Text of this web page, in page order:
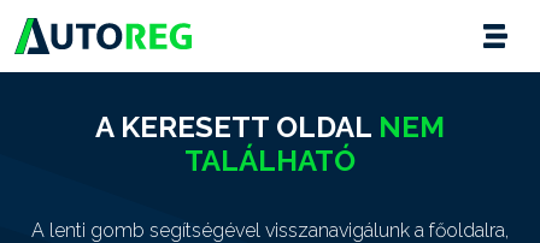
A KERESETT OLDAL NEM
TALÁLHATÓ
A lenti gomb segítségével visszanavigálunk a főoldalra,